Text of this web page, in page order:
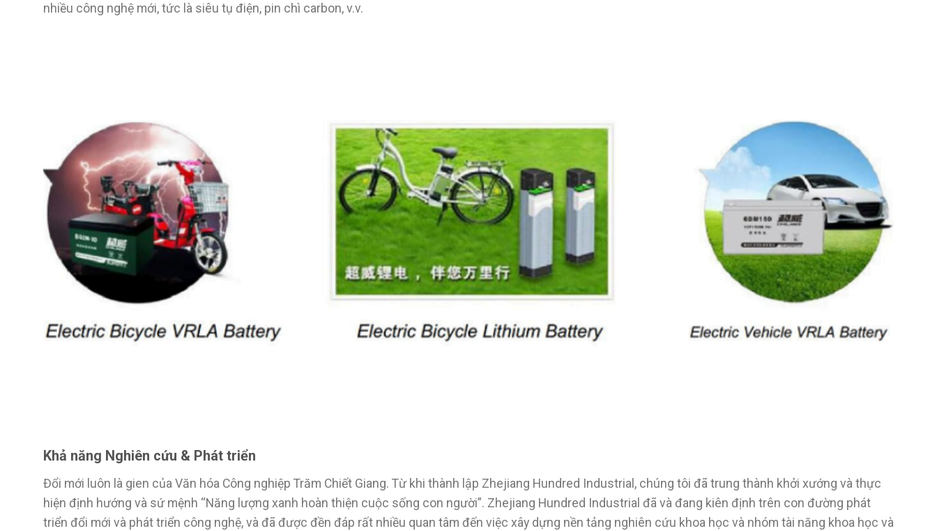
nhiều công nghệ mới, tức là siêu tụ điện, pin chì carbon, v.v.
Khả năng Nghiên cứu & Phát triển
Đổi mới luôn là gien của Văn hóa Công nghiệp Trăm Chiết Giang. Từ khi thành lập Zhejiang Hundred Industrial, chúng tôi đã trung thành khởi xướng và thực
hiện định hướng và sứ mệnh “Năng lượng xanh hoàn thiện cuộc sống con người”. Zhejiang Hundred Industrial đã và đang kiên định trên con đường phát
triển đổi mới và phát triển công nghệ, và đã được đền đáp rất nhiều quan tâm đến việc xây dựng nền tảng nghiên cứu khoa học và nhóm tài năng khoa học và